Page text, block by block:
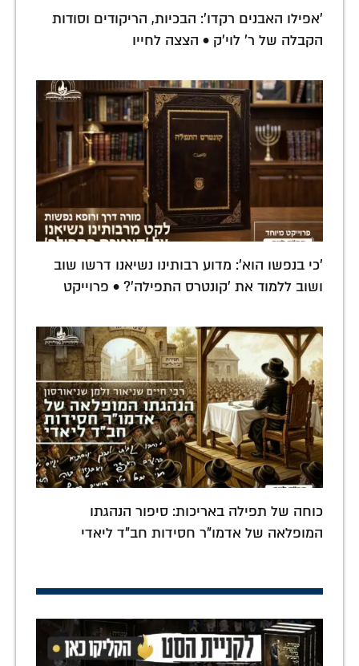
'אפילו האבנים רקדו': הבכיות, הריקודים וסודות
הקבלה של ר' לוי'ק • הצצה לחייו
'כי בנפשו הוא': מדוע רבותינו נשיאנו דרשו שוב
ושוב ללמוד את 'קונטרס התפילה'? • פרוייקט
כוחה של תפילה באריכות: סיפור הנהגתו
המופלאה של אדמו"ר חסידות חב"ד ליאדי